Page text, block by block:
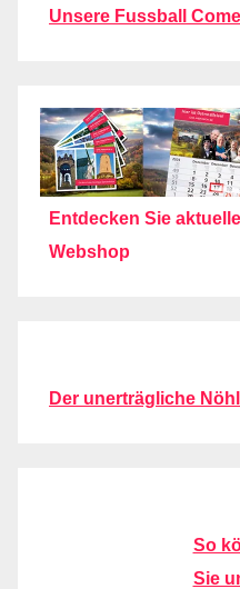
Unsere Fussball
Entdecken Sie
Webshop
Der unerträgliche
So
Sie